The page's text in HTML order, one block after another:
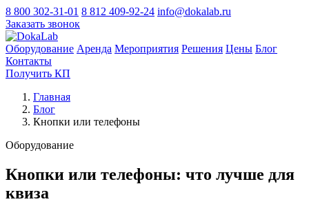
8 800 302-31-01 8 812 409-92-24 info@dokalab.ru
Заказать звонок
Оборудование Аренда Мероприятия Решения Цены Блог
Контакты
Получить КП
Главная
Блог
Кнопки или телефоны
Оборудование
Кнопки или телефоны: что лучше для
квиза